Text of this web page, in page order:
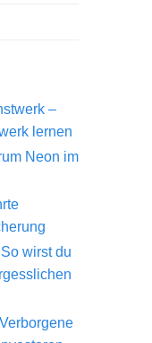
–
lernen
Neon im
wirst du